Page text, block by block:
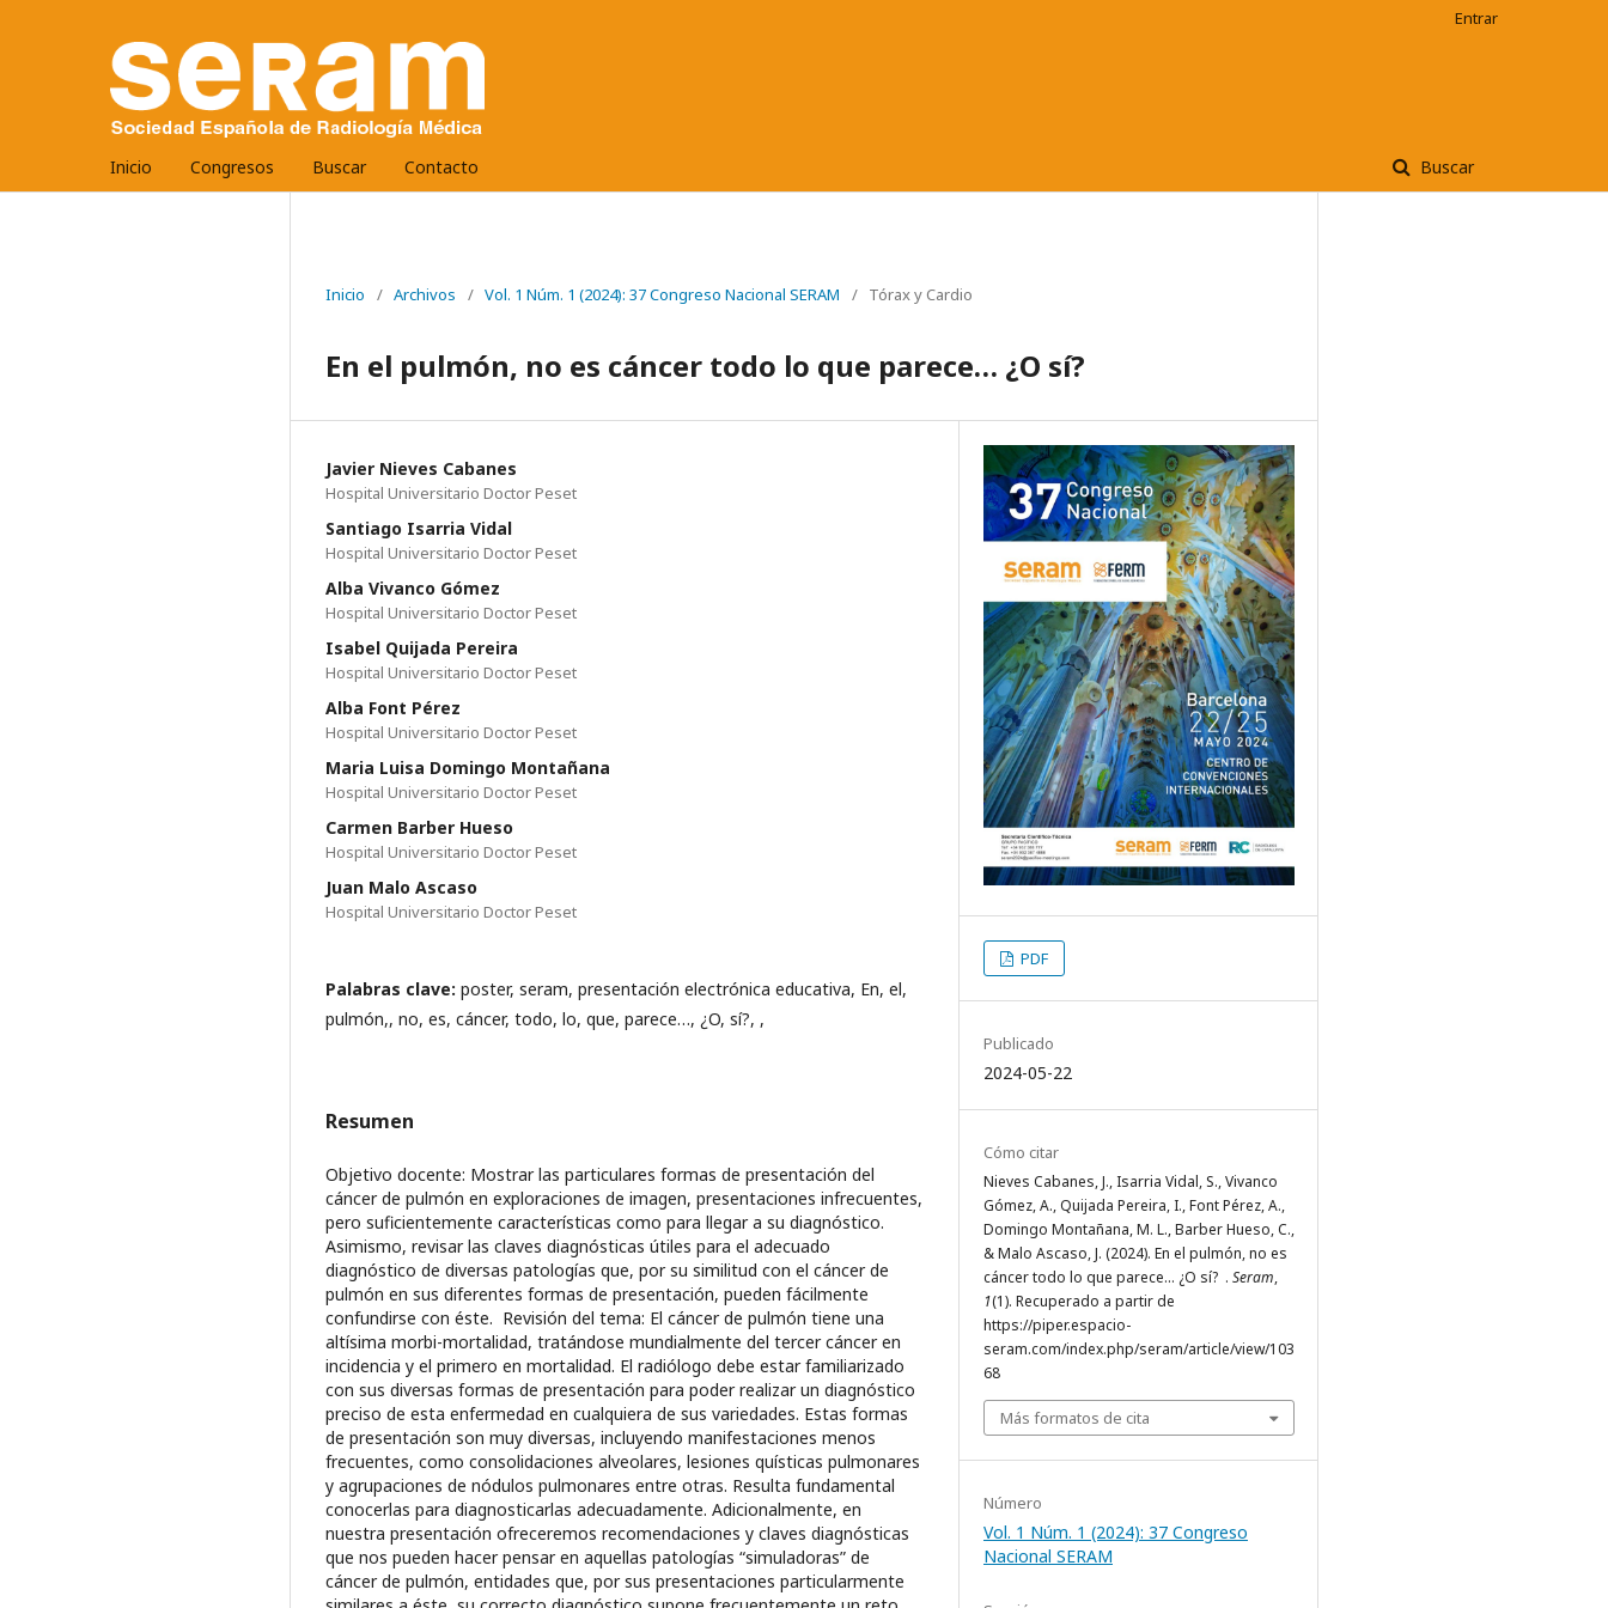
Inicio Congresos Buscar Contacto Buscar
Entrar
Inicio / Archivos / Vol. 1 Núm. 1 (2024): 37 Congreso Nacional SERAM / Tórax y Cardio
En el pulmón, no es cáncer todo lo que parece… ¿O sí?
Javier Nieves Cabanes
Hospital Universitario Doctor Peset
Santiago Isarria Vidal
Hospital Universitario Doctor Peset
Alba Vivanco Gómez
Hospital Universitario Doctor Peset
Isabel Quijada Pereira
Hospital Universitario Doctor Peset
Alba Font Pérez
Hospital Universitario Doctor Peset
Maria Luisa Domingo Montañana
Hospital Universitario Doctor Peset
Carmen Barber Hueso
Hospital Universitario Doctor Peset
Juan Malo Ascaso
Hospital Universitario Doctor Peset
Palabras clave: poster, seram, presentación electrónica educativa, En, el,
pulmón,, no, es, cáncer, todo, lo, que, parece…, ¿O, sí?, ,
Resumen
Objetivo docente: Mostrar las particulares formas de presentación del
cáncer de pulmón en exploraciones de imagen, presentaciones infrecuentes,
pero suficientemente características como para llegar a su diagnóstico.
Asimismo, revisar las claves diagnósticas útiles para el adecuado
diagnóstico de diversas patologías que, por su similitud con el cáncer de
pulmón en sus diferentes formas de presentación, pueden fácilmente
confundirse con éste. Revisión del tema: El cáncer de pulmón tiene una
altísima morbi-mortalidad, tratándose mundialmente del tercer cáncer en
incidencia y el primero en mortalidad. El radiólogo debe estar familiarizado
con sus diversas formas de presentación para poder realizar un diagnóstico
preciso de esta enfermedad en cualquiera de sus variedades. Estas formas
de presentación son muy diversas, incluyendo manifestaciones menos
frecuentes, como consolidaciones alveolares, lesiones quísticas pulmonares
y agrupaciones de nódulos pulmonares entre otras. Resulta fundamental
conocerlas para diagnosticarlas adecuadamente. Adicionalmente, en
nuestra presentación ofreceremos recomendaciones y claves diagnósticas
que nos pueden hacer pensar en aquellas patologías “simuladoras” de
cáncer de pulmón, entidades que, por sus presentaciones particularmente
PDF
Publicado
2024-05-22
Cómo citar
Nieves Cabanes, J., Isarria Vidal, S., Vivanco
Gómez, A., Quijada Pereira, I., Font Pérez, A.,
Domingo Montañana, M. L., Barber Hueso, C.,
& Malo Ascaso, J. (2024). En el pulmón, no es
cáncer todo lo que parece… ¿O sí? . Seram,
1(1). Recuperado a partir de
https://piper.espacio-
seram.com/index.php/seram/article/view/103
68
Más formatos de cita
Número
Vol. 1 Núm. 1 (2024): 37 Congreso
Nacional SERAM